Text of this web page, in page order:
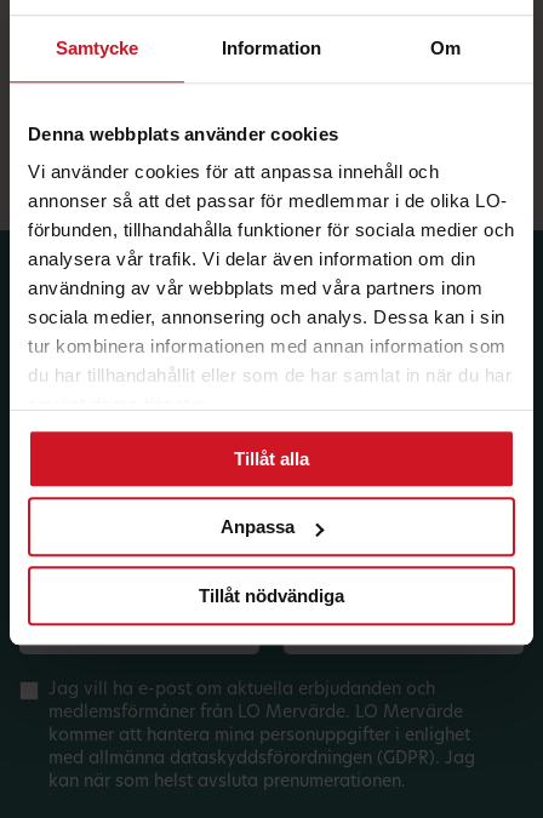
Samtycke Information Om
Denna webbplats använder cookies
Vi använder cookies för att anpassa innehåll och
annonser så att det passar för medlemmar i de olika LO-
förbunden, tillhandahålla funktioner för sociala medier och
analysera vår trafik. Vi delar även information om din
användning av vår webbplats med våra partners inom
sociala medier, annonsering och analys. Dessa kan i sin
tur kombinera informationen med annan information som
du har tillhandahållit eller som de har samlat in när du har
Tillåt alla
Anpassa
Tillåt nödvändiga
material är kvalitetssäkrat och granskat av trafiklärare.
korkort.nu
Prenumerera på dina
medlemsförmåner.
Få LO Mervärdes nyhetsbrev varje
Län: Förbund:
Jag vill ha e-post om aktuella erbjudanden och
medlemsförmåner från LO Mervärde. LO Mervärde
kommer att hantera mina personuppgifter i enlighet
med allmänna dataskyddsförordningen (GDPR). Jag
kan när som helst avsluta prenumerationen.